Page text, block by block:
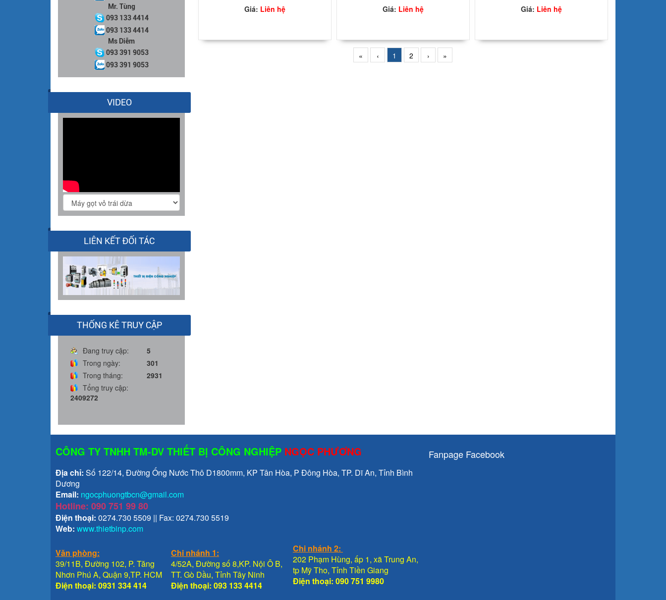
Mr. Tùng
093 133 4414
093 133 4414
Ms Diễm
093 391 9053
093 391 9053
VIDEO
LIÊN KẾT ĐỐI TÁC
THỐNG KÊ TRUY CẬP
Đang truy cập:
5
Trong ngày:
301
Trong tháng:
2931
Tổng truy cập:
2409272
Giá: Liên hệ Giá: Liên hệ Giá: Liên hệ
« ‹ 1 2 › »
CÔNG TY TNHH TM-DV THIẾT BỊ CÔNG NGHIỆP NGỌC PHƯƠNG
Địa chỉ: Số 122/14, Đường Ống Nước Thô D1800mm, KP Tân Hòa, P Đông Hòa, TP. Dĩ An, Tỉnh Bình
Dương
Email: ngocphuongtbcn@gmail.com
Hotline: 090 751 99 80
Điện thoại: 0274.730 5509 || Fax: 0274.730 5519
Web: www.thietbinp.com
Văn phòng:
39/11B, Đường 102, P. Tăng
Nhơn Phú A, Quận 9,TP. HCM
Điện thoại: 0931 334 414
Chi nhánh 1:
4/52A, Đường số 8,KP. Nội Ô B,
TT. Gò Dầu, Tỉnh Tây Ninh
Điện thoại: 093 133 4414
Chi nhánh 2:
202 Phạm Hùng, ấp 1, xã Trung An,
tp Mỹ Tho, Tỉnh Tiền Giang
Điện thoại: 090 751 9980
Fanpage Facebook